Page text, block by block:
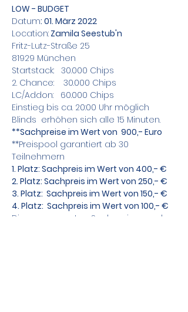
LOW - BUDGET
Datum: 01. März 2022
Location: Zamila Seestub'n
Fritz-Lutz-Straße 25
81929 München
Startstack:   30.000 Chips
2. Chance:    30.000 Chips
LC/Addon:   60.000 Chips
Einstieg bis ca. 20:00 Uhr möglich
Blinds  erhöhen sich alle 15 Minuten.
**Sachpreise im Wert von  900,- Euro
**Preispool garantiert ab 30
Teilnehmern
1. Platz: Sachpreis im Wert von 400,- €
2. Platz: Sachpreis im Wert von 250,- €
3. Platz:  Sachpreis im Wert von 150,- €
4. Platz:  Sachpreis im Wert von 100,- €
Die gesponsorten Sachpreise werden